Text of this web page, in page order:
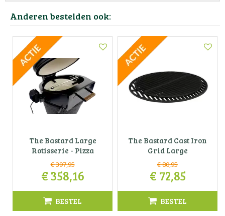
Anderen bestelden ook:
The Bastard Large
Rotisserie - Pizza
€397,95
€358,16
BESTEL
The Bastard Cast Iron
Grid Large
€80,95
€ 72,85
BESTEL